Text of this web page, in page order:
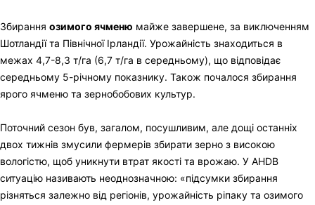
Збирання озимого ячменю майже завершене, за виключенням
Шотландії та Північної Ірландії. Урожайність знаходиться в
межах 4,7-8,3 т/га (6,7 т/га в середньому), що відповідає
середньому 5-річному показнику. Також почалося збирання
ярого ячменю та зернобобових культур.
Поточний сезон був, загалом, посушливим, але дощі останніх
двох тижнів змусили фермерів збирати зерно з високою
вологістю, щоб уникнути втрат якості та врожаю. У AHDB
ситуацію називають неоднозначною: «підсумки збирання
різняться залежно від регіонів, урожайність ріпаку та озимого